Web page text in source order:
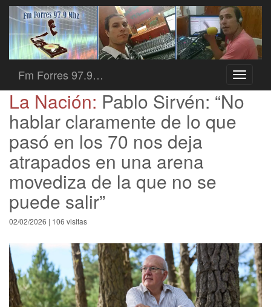
Toggle
Fm Forres 97.9…
La Nación: Pablo Sirvén: “No
hablar claramente de lo que
pasó en los 70 nos deja
atrapados en una arena
movediza de la que no se
puede salir”
02/02/2026 | 106 visitas